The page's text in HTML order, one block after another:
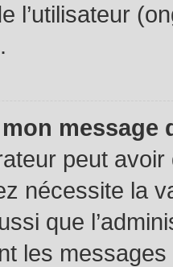
l’utilisateur
message
peut
nécessite la
que
les